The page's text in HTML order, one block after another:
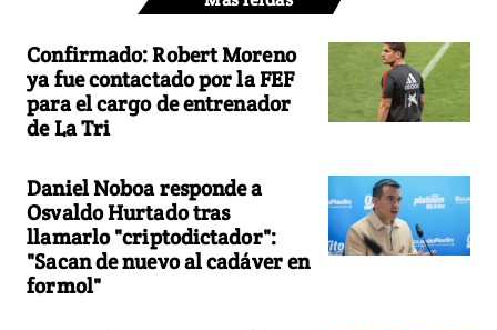
Confirmado: Robert Moreno
ya fue contactado por la FEF
para el cargo de entrenador
de La Tri
Daniel Noboa responde a
Osvaldo Hurtado tras
llamarlo "criptodictador":
"Sacan de nuevo al cadáver en
formol"